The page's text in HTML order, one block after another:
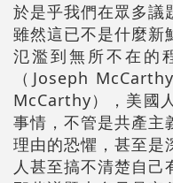
於是乎我們在眾多議
雖然這已不是什麼新
氾濫到無所不在的
（Joseph
McCarthy），美國
事情，不管是共產主
理由的恐懼，甚至是
人甚至搞不清楚自己